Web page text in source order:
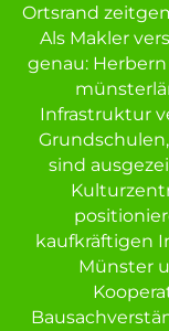
Ortsrand
Als Makler
genau:
Infrastruktur
sind
kaufkräftigen
Münster